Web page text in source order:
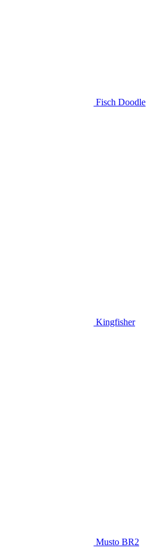
Fisch Doodle
Kingfisher
Musto BR2